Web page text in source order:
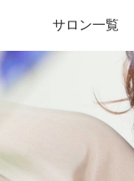
サロン一覧